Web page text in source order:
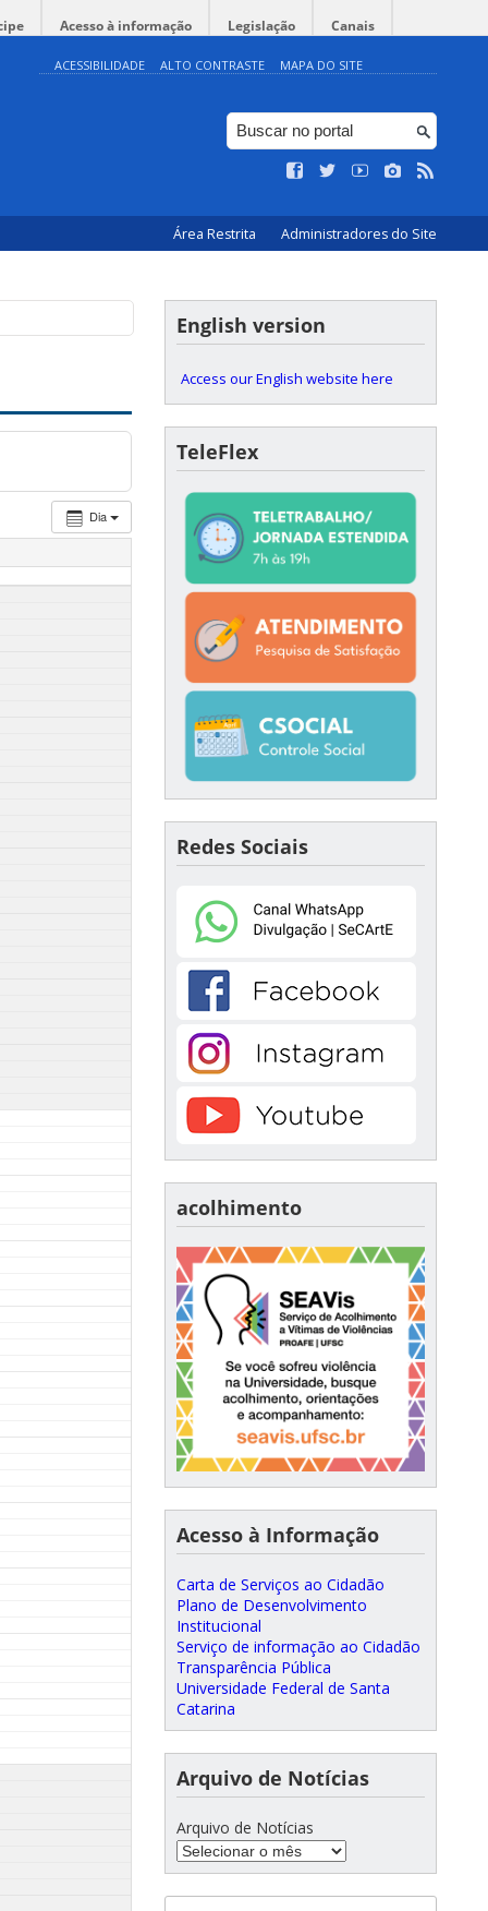
Acesso à informação Legislação Canais
ACESSIBILIDADE ALTO CONTRASTE MAPA DO SITE
Área Restrita Administradores do Site
Dia
English version
Access our English website here
TeleFlex
Redes Sociais
acolhimento
Acesso à Informação
Carta de Serviços ao Cidadão
Plano de Desenvolvimento
Institucional
Serviço de informação ao Cidadão
Transparência Pública
Universidade Federal de Santa
Catarina
Arquivo de Notícias
Arquivo de Notícias